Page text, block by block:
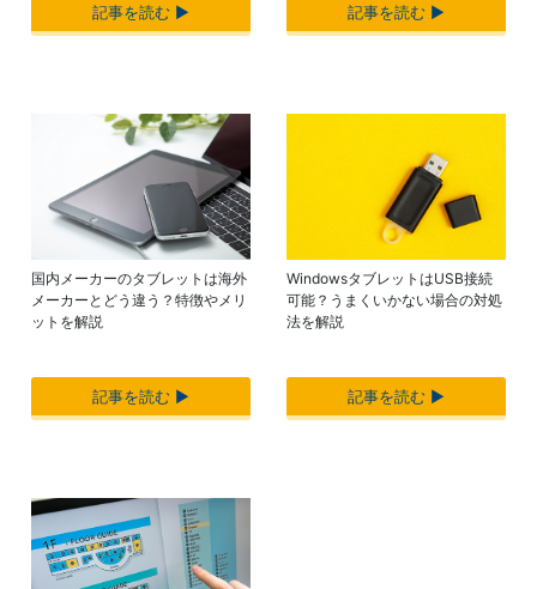
記事を読む ▶︎ 記事を読む ▶︎
国内メーカーのタブレットは海外
メーカーとどう違う？特徴やメリ
ットを解説
記事を読む ▶︎
WindowsタブレットはUSB接続
可能？うまくいかない場合の対処
法を解説
記事を読む ▶︎